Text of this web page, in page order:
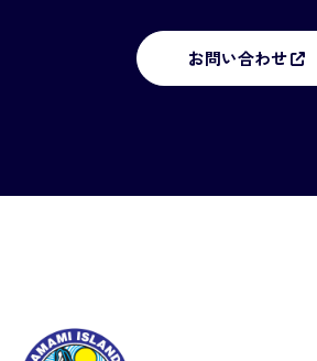
お問い合わせ